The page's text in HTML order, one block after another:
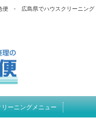
- 広島県でハウスクリーニング
ーニングメニュー